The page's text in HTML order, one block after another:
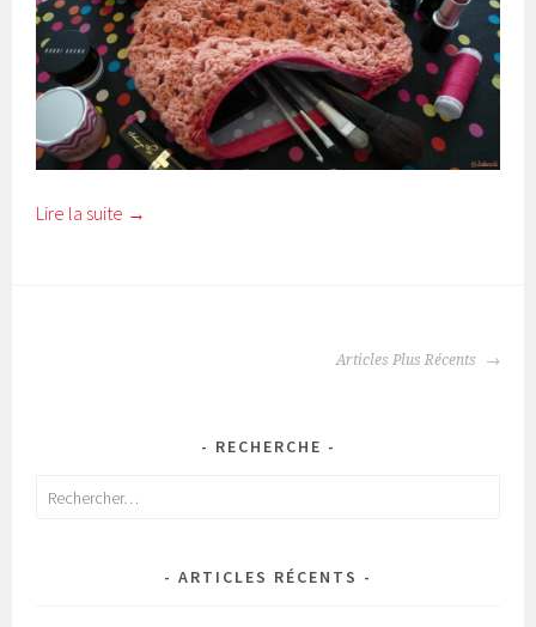
Lire la suite →
Articles Plus Récents
RECHERCHE
Rechercher :
ARTICLES RÉCENTS